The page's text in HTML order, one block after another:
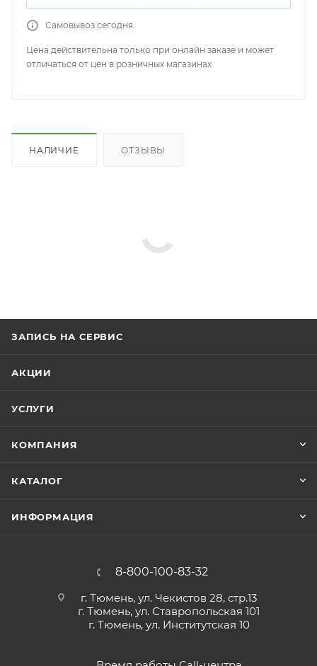
Самовывоз сегодня.
Цена действительна только при онлайн заказе и может
отличаться от цен в розничных магазинах
НАЛИЧИЕ ОТЗЫВЫ
ЗАПИСЬ НА СЕРВИС
АКЦИИ
УСЛУГИ
КОМПАНИЯ
КАТАЛОГ
ИНФОРМАЦИЯ
8-800-100-83-32
г. Тюмень, ул. Чекистов 28, стр.13
г. Тюмень, ул. Ставропольская 101
г. Тюмень, ул. Институтская 10